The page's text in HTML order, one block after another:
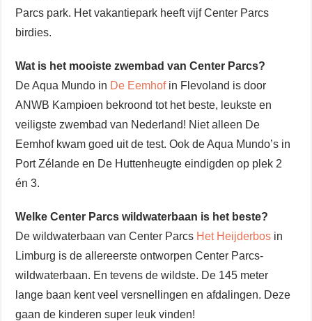
Parcs park. Het vakantiepark heeft vijf Center Parcs
birdies.
Wat is het mooiste zwembad van Center Parcs?
De Aqua Mundo in De Eemhofin Flevoland is door
ANWB Kampioen bekroond tot het beste, leukste en
veiligste zwembad van Nederland! Niet alleen De
Eemhof kwam goed uit de test. Ook de Aqua Mundo’s in
Port Zélande en De Huttenheugte eindigden op plek 2
én 3.
Welke Center Parcs wildwaterbaan is het beste?
De wildwaterbaan van Center Parcs Het Heijderbos in
Limburg is de allereerste ontworpen Center Parcs-
wildwaterbaan. En tevens de wildste. De 145 meter
lange baan kent veel versnellingen en afdalingen. Deze
gaan de kinderen super leuk vinden!